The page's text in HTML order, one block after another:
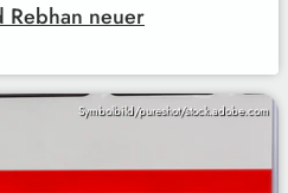
Rebhan neuer
Symbolbild/pureshot/stock.adobe.com